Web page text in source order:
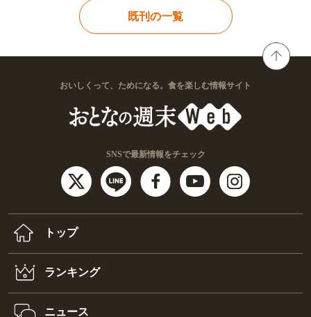
既刊の一覧
おいしくって、ためになる。食を楽しむ情報サイト
SNSで最新情報をチェック
トップ
ランキング
ニュース